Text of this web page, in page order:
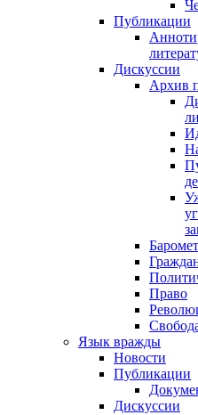
Публикации
Дискуссии
Архив
Право
Язык вражды
Новости
Публикации
Дискуссии